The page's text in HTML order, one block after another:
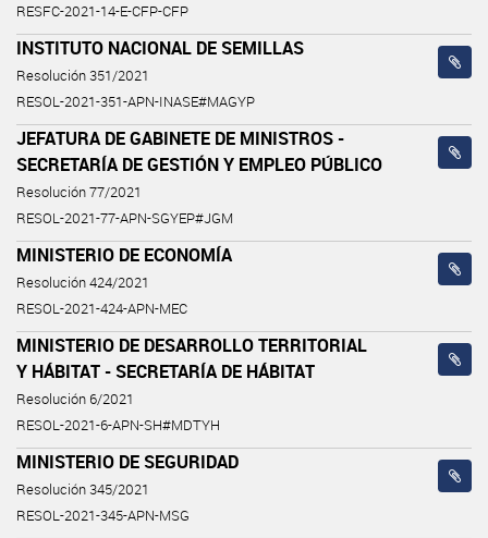
RESFC-2021-14-E-CFP-CFP
INSTITUTO NACIONAL DE SEMILLAS
Resolución 351/2021
RESOL-2021-351-APN-INASE#MAGYP
JEFATURA DE GABINETE DE MINISTROS -
SECRETARÍA DE GESTIÓN Y EMPLEO PÚBLICO
Resolución 77/2021
RESOL-2021-77-APN-SGYEP#JGM
MINISTERIO DE ECONOMÍA
Resolución 424/2021
RESOL-2021-424-APN-MEC
MINISTERIO DE DESARROLLO TERRITORIAL
Y HÁBITAT - SECRETARÍA DE HÁBITAT
Resolución 6/2021
RESOL-2021-6-APN-SH#MDTYH
MINISTERIO DE SEGURIDAD
Resolución 345/2021
RESOL-2021-345-APN-MSG